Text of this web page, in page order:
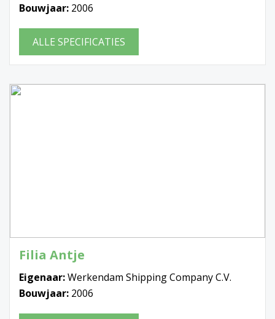
Bouwjaar: 2006
ALLE SPECIFICATIES
Filia Antje
Eigenaar:Werkendam Shipping Company C.V.
Bouwjaar: 2006